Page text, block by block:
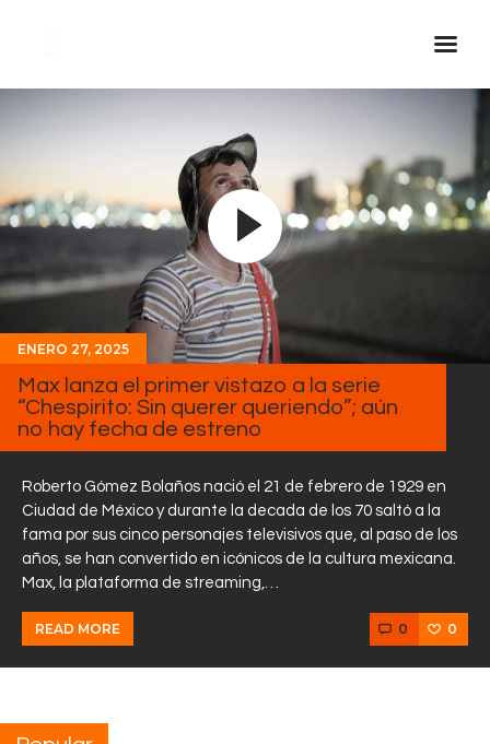
Inicio Real FM
Streaming
En Vivo
Descarga La APP
Programas
Noticias
Equipo
Sobre Nosotros
Contactos
ENERO 27, 2025
Max lanza el primer vistazo a la serie
“Chespirito: Sin querer queriendo”; aún
no hay fecha de estreno
Roberto Gómez Bolaños nació el 21 de febrero de 1929 en
Ciudad de México y durante la decada de los 70 saltó a la
fama por sus cinco personajes televisivos que, al paso de los
años, se han convertido en icónicos de la cultura mexicana.
Max, la plataforma de streaming,…
READ MORE 0 0